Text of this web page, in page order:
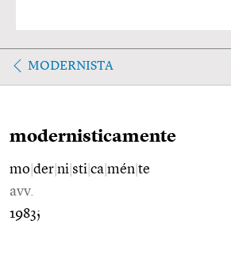
MODERNISTA
modernisticamente
mo der ni sti ca mén te
avv.
1983;